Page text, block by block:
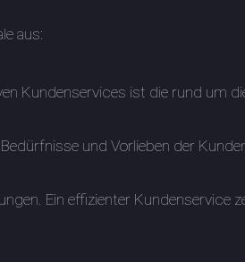
aus:
Kundenservices ist die rund um
und Vorlieben der
Ein effizienter Kundenservice